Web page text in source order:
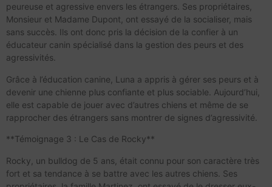
peureuse et agressive envers les étrangers. Ses propriétaires,
Monsieur et Madame Dupont, ont essayé de la socialiser, mais
sans succès. Ils ont donc pris la décision de la confier à un
éducateur canin spécialisé dans la gestion des peurs et des
agressivités.
Grâce à l’éducation canine, Luna a appris à gérer ses peurs et à
devenir une chienne plus confiante et plus sociable. Aujourd’hui,
elle est capable de jouer avec d’autres chiens et même de se
rapprocher des étrangers sans montrer de signes d’agressivité.
**Témoignage 3 : Le Cas de Rocky**
Rocky, un bulldog de 5 ans, était connu pour son caractère très
fort et sa tendance à se battre avec les autres chiens. Ses